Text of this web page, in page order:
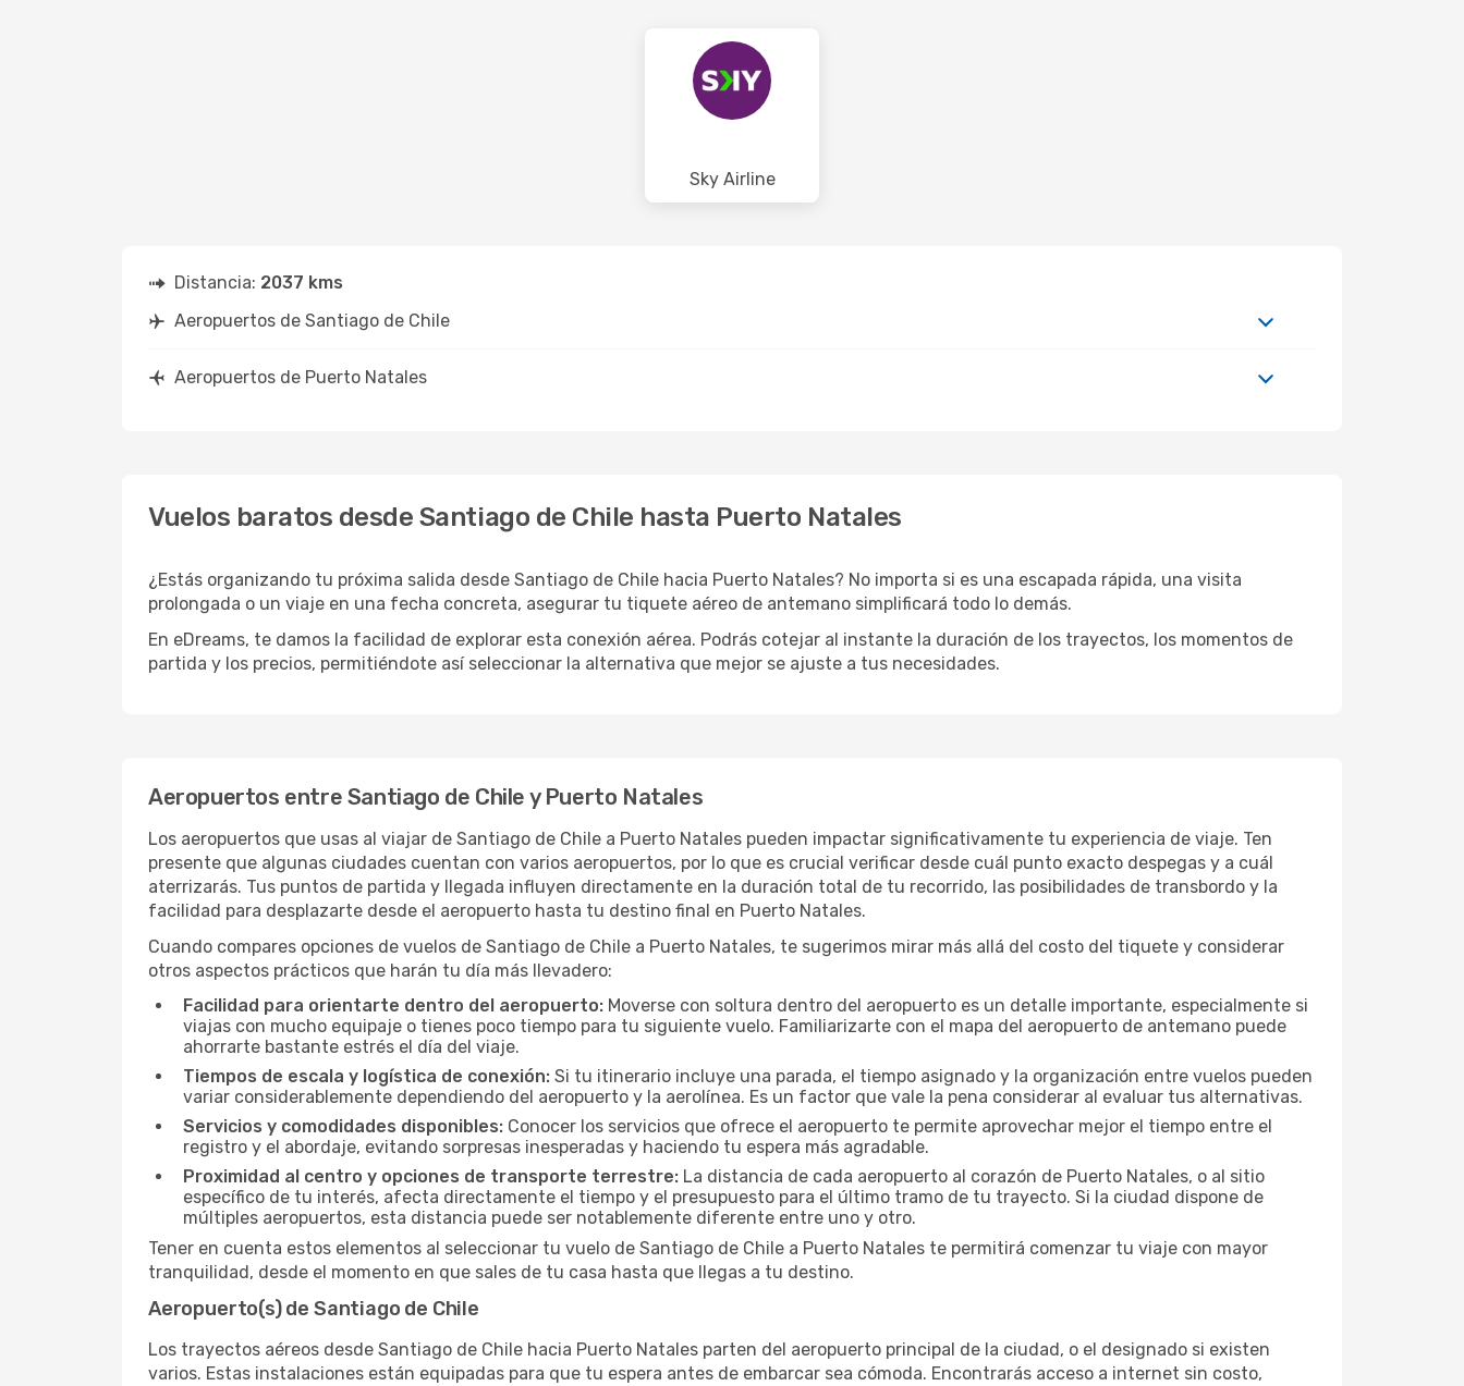
Sky Airline
Distancia: 2037 kms
Aeropuertos de Santiago de Chile
Aeropuertos de Puerto Natales
Vuelos baratos desde Santiago de Chile hasta Puerto Natales
¿Estás organizando tu próxima salida desde Santiago de Chile hacia Puerto Natales? No importa si es una escapada rápida, una visita
prolongada o un viaje en una fecha concreta, asegurar tu tiquete aéreo de antemano simplificará todo lo demás.
En eDreams, te damos la facilidad de explorar esta conexión aérea. Podrás cotejar al instante la duración de los trayectos, los momentos de
partida y los precios, permitiéndote así seleccionar la alternativa que mejor se ajuste a tus necesidades.
Aeropuertos entre Santiago de Chile y Puerto Natales
Los aeropuertos que usas al viajar de Santiago de Chile a Puerto Natales pueden impactar significativamente tu experiencia de viaje. Ten
presente que algunas ciudades cuentan con varios aeropuertos, por lo que es crucial verificar desde cuál punto exacto despegas y a cuál
aterrizarás. Tus puntos de partida y llegada influyen directamente en la duración total de tu recorrido, las posibilidades de transbordo y la
facilidad para desplazarte desde el aeropuerto hasta tu destino final en Puerto Natales.
Cuando compares opciones de vuelos de Santiago de Chile a Puerto Natales, te sugerimos mirar más allá del costo del tiquete y considerar
otros aspectos prácticos que harán tu día más llevadero:
Facilidad para orientarte dentro del aeropuerto: Moverse con soltura dentro del aeropuerto es un detalle importante, especialmente si
viajas con mucho equipaje o tienes poco tiempo para tu siguiente vuelo. Familiarizarte con el mapa del aeropuerto de antemano puede
ahorrarte bastante estrés el día del viaje.
Tiempos de escala y logística de conexión: Si tu itinerario incluye una parada, el tiempo asignado y la organización entre vuelos pueden
variar considerablemente dependiendo del aeropuerto y la aerolínea. Es un factor que vale la pena considerar al evaluar tus alternativas.
Servicios y comodidades disponibles: Conocer los servicios que ofrece el aeropuerto te permite aprovechar mejor el tiempo entre el
registro y el abordaje, evitando sorpresas inesperadas y haciendo tu espera más agradable.
Proximidad al centro y opciones de transporte terrestre: La distancia de cada aeropuerto al corazón de Puerto Natales, o al sitio
específico de tu interés, afecta directamente el tiempo y el presupuesto para el último tramo de tu trayecto. Si la ciudad dispone de
múltiples aeropuertos, esta distancia puede ser notablemente diferente entre uno y otro.
Tener en cuenta estos elementos al seleccionar tu vuelo de Santiago de Chile a Puerto Natales te permitirá comenzar tu viaje con mayor
tranquilidad, desde el momento en que sales de tu casa hasta que llegas a tu destino.
Aeropuerto(s) de Santiago de Chile
Los trayectos aéreos desde Santiago de Chile hacia Puerto Natales parten del aeropuerto principal de la ciudad, o el designado si existen
varios. Estas instalaciones están equipadas para que tu espera antes de embarcar sea cómoda. Encontrarás acceso a internet sin costo,